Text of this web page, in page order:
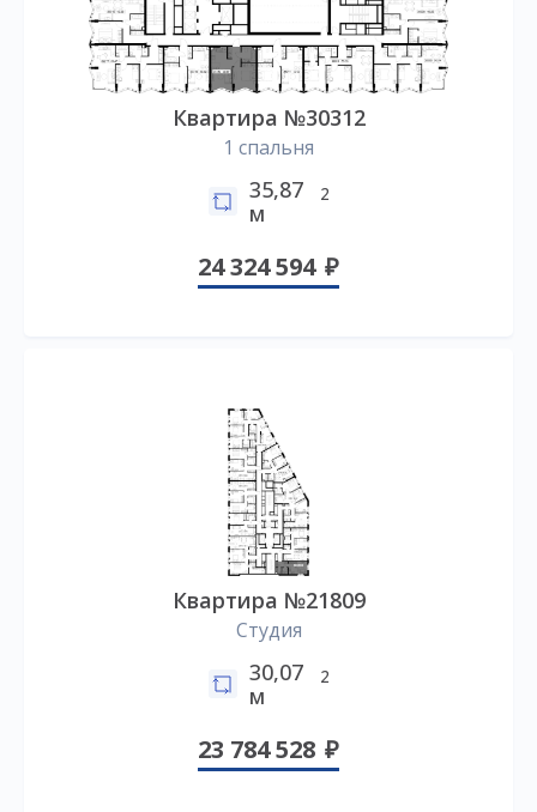
Квартира №30312
1 спальня
35,87
м
2
24 324 594
Квартира №21809
Студия
30,07
м
2
23 784 528